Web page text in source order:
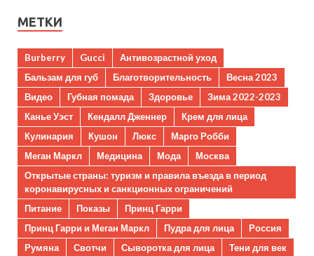
МЕТКИ
Burberry Gucci
Антивозрастной уход
Бальзам для губ
Благотворительность
Весна 2023
Видео
Губная помада Здоровье
Зима 2022-2023
Канье Уэст
Кендалл Дженнер
Крем для лица
Кулинария
Кушон Люкс
Марго Робби
Меган Маркл
Медицина Мода
Москва
Открытые страны: туризм и правила въезда в период
коронавирусных и санкционных ограничений
Питание
Показы
Принц Гарри
Принц Гарри и Меган Маркл
Пудра для лица
Россия
Румяна
Свотчи Сыворотка для лица
Тени для век